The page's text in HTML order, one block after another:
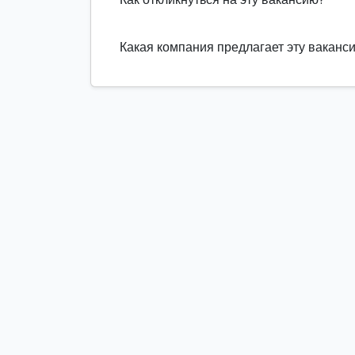
Какая компания предлагает эту